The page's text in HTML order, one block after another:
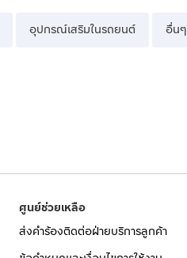
อุปกรณ์เสริมในรถยนต์ อื่นๆ
ศูนย์ช่วยเหลือ
ส่งคำร้องติดต่อฝ่ายบริการลูกค้า